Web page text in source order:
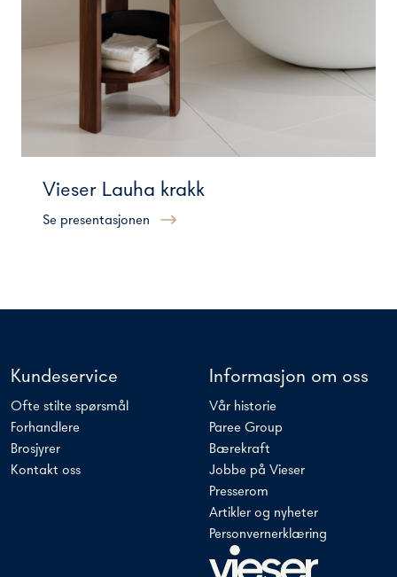
Vieser Lauha krakk
Se presentasjonen
Kundeservice
Ofte stilte spørsmål
Forhandlere
Brosjyrer
Kontakt oss
Informasjon om oss
Vår historie
Paree Group
Bærekraft
Jobbe på Vieser
Presserom
Artikler og nyheter
Personvernerklæring